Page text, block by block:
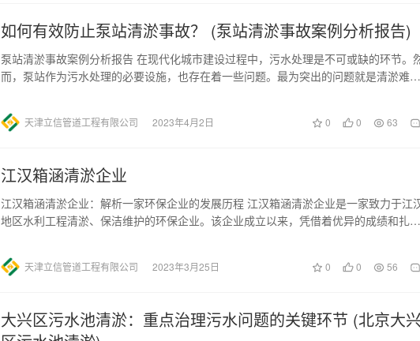
如何有效防止泵站清淤事故？ (泵站清淤事故案例分析报告)
泵站清淤事故案例分析报告 在现代化城市建设过程中，污水处理是不可或缺的环节。
而，泵站作为污水处理的必要设施，也存在着一些问题。最为突出的问题就是清淤难度
天津立信管道工程有限公司 2023年4月2日 0 0 63
江汉箱涵清淤企业
江汉箱涵清淤企业：解析一家环保企业的发展历程 江汉箱涵清淤企业是一家致力于江
地区水利工程清淤、保洁维护的环保企业。该企业成立以来，凭借着优异的成绩和扎实
天津立信管道工程有限公司 2023年3月25日 0 0 56
大兴区污水池清淤：重点治理污水问题的关键环节 (北京大兴